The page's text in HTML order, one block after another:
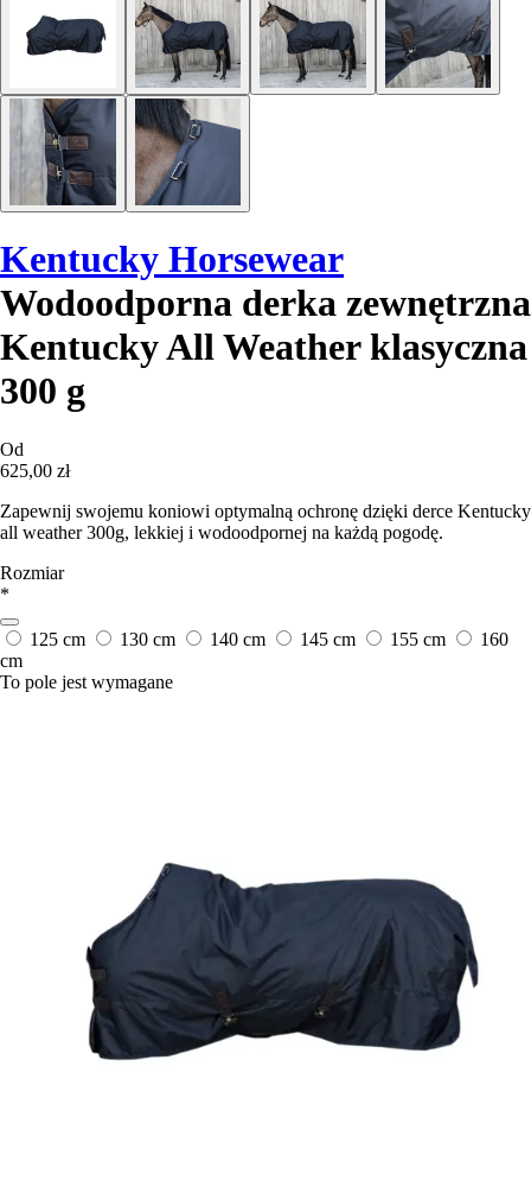
Kentucky Horsewear
Wodoodporna derka zewnętrzna
Kentucky All Weather klasyczna
300 g
Od
625,00 zł
Zapewnij swojemu koniowi optymalną ochronę dzięki derce Kentucky
all weather 300g, lekkiej i wodoodpornej na każdą pogodę.
Rozmiar
*
125 cm 130 cm 140 cm 145 cm 155 cm
160
cm
To pole jest wymagane